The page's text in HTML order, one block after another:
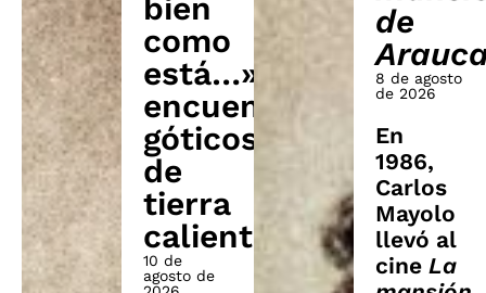
bien
como
está…»:
encuentros
góticos
de
tierra
caliente
10 de
agosto de
de
8 de agosto
de 2026
En
1986,
Carlos
Mayolo
llevó al
cine La